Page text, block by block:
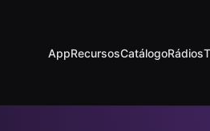
AppRecursosCatálogoRádios